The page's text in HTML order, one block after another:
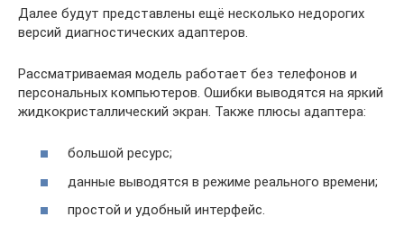
Далее будут представлены ещё несколько недорогих
версий диагностических адаптеров.
Рассматриваемая модель работает без телефонов и
персональных компьютеров. Ошибки выводятся на яркий
жидкокристаллический экран. Также плюсы адаптера:
большой ресурс;
данные выводятся в режиме реального времени;
простой и удобный интерфейс.